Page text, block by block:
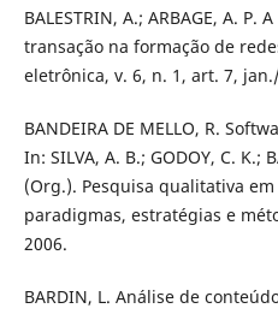
BALESTRIN, A.; ARBAGE, A.
transação na formação de
eletrônica, v. 6, n. 1, art. 7,
BANDEIRA DE MELLO, R.
In: SILVA, A. B.; GODOY, C. K.;
(Org.). Pesquisa qualitativa
paradigmas, estratégias e
2006.
BARDIN, L. Análise de